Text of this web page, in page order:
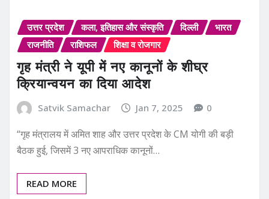
उत्तर प्रदेश कला, इतिहास और संस्कृति दिल्ली
भारत
राजनीति
राशिफल शिक्षा व रोजगार
गृह मंत्री ने यूपी में नए कानूनों के शीघ्र
क्रियान्वयन का दिया आदेश
Satvik Samachar Jan 7, 2025 0
“गृह मंत्रालय में अमित शाह और उत्तर प्रदेश के CM योगी की बड़ी
बैठक हुई, जिसमें 3 नए आपराधिक कानूनों…
READ MORE